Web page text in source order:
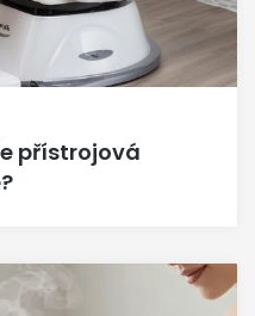
přístrojová